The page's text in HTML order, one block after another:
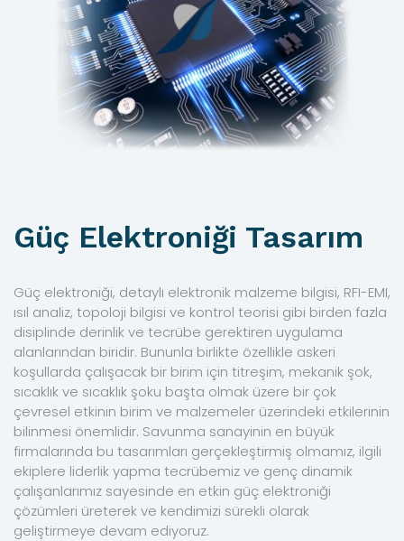
Güç Elektroniği Tasarım
Güç elektroniği, detaylı elektronik malzeme bilgisi, RFI-EMI,
ısıl analiz, topoloji bilgisi ve kontrol teorisi gibi birden fazla
disiplinde derinlik ve tecrübe gerektiren uygulama
alanlarından biridir. Bununla birlikte özellikle askeri
koşullarda çalışacak bir birim için titreşim, mekanik şok,
sıcaklık ve sıcaklık şoku başta olmak üzere bir çok
çevresel etkinin birim ve malzemeler üzerindeki etkilerinin
bilinmesi önemlidir. Savunma sanayinin en büyük
firmalarında bu tasarımları gerçekleştirmiş olmamız, ilgili
ekiplere liderlik yapma tecrübemiz ve genç dinamik
çalışanlarımız sayesinde en etkin güç elektroniği
çözümleri üreterek ve kendimizi sürekli olarak
geliştirmeye devam ediyoruz.